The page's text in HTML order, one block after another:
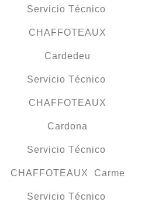
Servicio Técnico
CHAFFOTEAUX
Cardedeu
Servicio Técnico
CHAFFOTEAUX
Cardona
Servicio Técnico
CHAFFOTEAUX Carme
Servicio Técnico